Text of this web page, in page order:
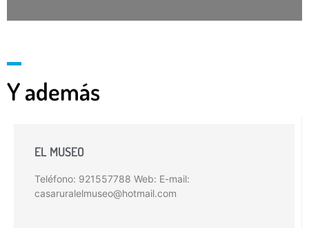
Y además
EL MUSEO
Teléfono: 921557788 Web: E-mail:
casaruralelmuseo@hotmail.com